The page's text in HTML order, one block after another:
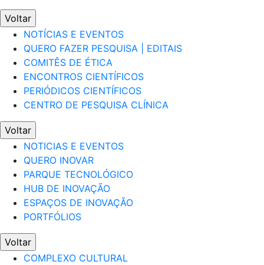
Voltar
NOTÍCIAS E EVENTOS
QUERO FAZER PESQUISA | EDITAIS
COMITÊS DE ÉTICA
ENCONTROS CIENTÍFICOS
PERIÓDICOS CIENTÍFICOS
CENTRO DE PESQUISA CLÍNICA
Voltar
NOTICIAS E EVENTOS
QUERO INOVAR
PARQUE TECNOLÓGICO
HUB DE INOVAÇÃO
ESPAÇOS DE INOVAÇÃO
PORTFÓLIOS
Voltar
COMPLEXO CULTURAL